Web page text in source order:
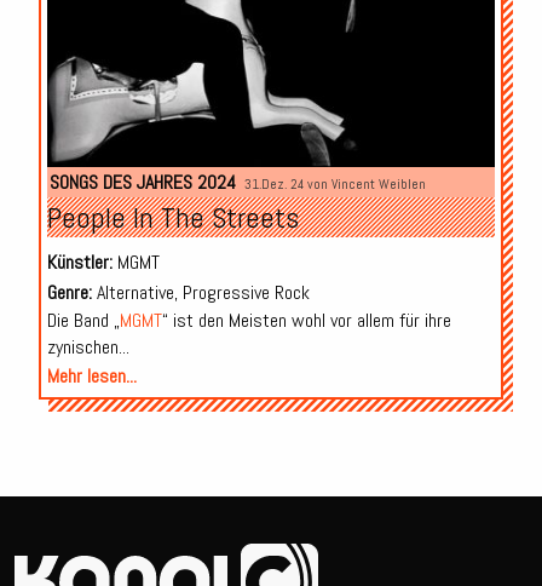
SONGS DES JAHRES 2024 31.Dez. 24 von Vincent Weiblen
People In The Streets
Künstler:MGMT
Genre:Alternative, Progressive Rock
Die Band „MGMT“ ist den Meisten wohl vor allem für ihre
zynischen...
Mehr lesen...